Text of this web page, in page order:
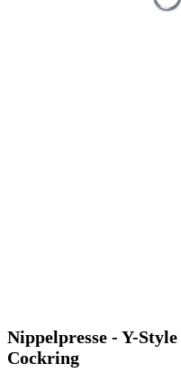
Nippelpresse - Y-
Cockring